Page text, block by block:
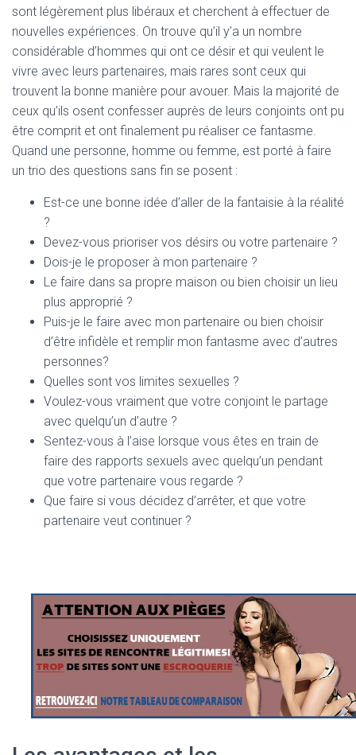
sont légèrement plus libéraux et cherchent à effectuer de
nouvelles expériences. On trouve qu’il y’a un nombre
considérable d’hommes qui ont ce désir et qui veulent le
vivre avec leurs partenaires, mais rares sont ceux qui
trouvent la bonne manière pour avouer. Mais la majorité de
ceux qu’ils osent confesser auprès de leurs conjoints ont pu
être comprit et ont finalement pu réaliser ce fantasme.
Quand une personne, homme ou femme, est porté à faire
un trio des questions sans fin se posent :
Est-ce une bonne idée d’aller de la fantaisie à la réalité
?
Devez-vous prioriser vos désirs ou votre partenaire ?
Dois-je le proposer à mon partenaire ?
Le faire dans sa propre maison ou bien choisir un lieu
plus approprié ?
Puis-je le faire avec mon partenaire ou bien choisir
d’être infidèle et remplir mon fantasme avec d’autres
personnes?
Quelles sont vos limites sexuelles ?
Voulez-vous vraiment que votre conjoint le partage
avec quelqu’un d’autre ?
Sentez-vous à l’aise lorsque vous êtes en train de
faire des rapports sexuels avec quelqu’un pendant
que votre partenaire vous regarde ?
Que faire si vous décidez d’arrêter, et que votre
partenaire veut continuer ?